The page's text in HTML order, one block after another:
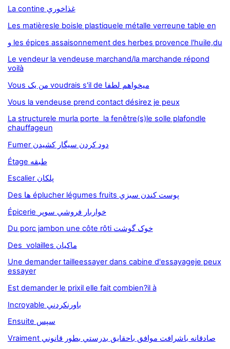
La contine غذاخوري
Les matièresle boisle plastiquele métalle verreune table en
و les épices assaisonnement des herbes provence l'huile,du
Le vendeur la vendeuse marchand/la marchande répond
voilà
Vous من يک voudrais s'il de ميخواهم لطفا
Vous la vendeuse prend contact désirez je peux
La structurele murla porte la fenêtre(s)le solle plafondle
chauffageun
Fumer دود کردن سيگار کشيدن
Étage طبقه
Escalier پلکان
Des ها éplucher légumes fruits پوست کندن سبزي
Épicerie خواربار فروشي سوپر
Du porc jambon une côte rôti خوک گوشت
Des volailles ماکيان
Une demander tailleessayer dans cabine d'essayageje peux
essayer
Est demander le prixil elle fait combien?il à
Incroyable باورنکردني
Ensuite سپس
Vraiment صادقانه باشرافت موافق باحقايق بدرستي بطور قانوني